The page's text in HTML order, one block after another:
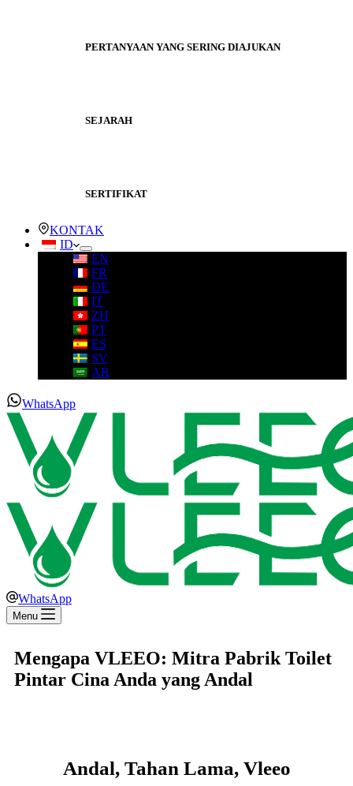
PERTANYAAN YANG SERING DIAJUKAN
SEJARAH
SERTIFIKAT
KONTAK
ID
EN
FR
DE
IT
ZH
PT
ES
SV
AR
WhatsApp
WhatsApp
Menu
Mengapa VLEEO: Mitra Pabrik Toilet
Pintar Cina Anda yang Andal
Andal, Tahan Lama, Vleeo